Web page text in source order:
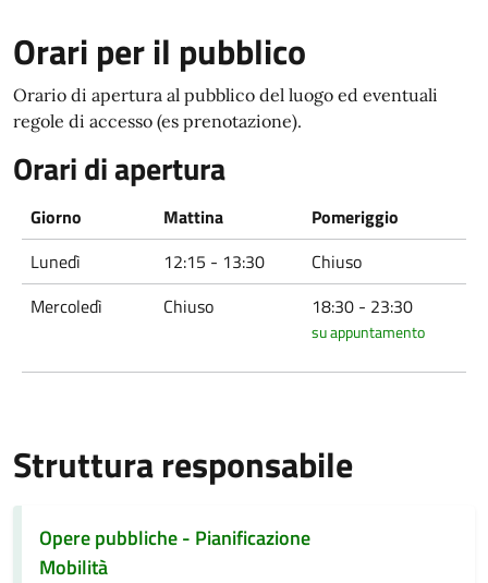
Orari per il pubblico
Orario di apertura al pubblico del luogo ed eventuali
regole di accesso (es prenotazione).
Orari di apertura
Giorno Mattina
Pomeriggio
Lunedì
12:15 - 13:30
Chiuso
Mercoledì
Chiuso 18:30 - 23:30
su appuntamento
Struttura responsabile
Opere pubbliche - Pianificazione
Mobilità